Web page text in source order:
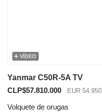
VÍDEO
Yanmar C50R-5A TV
CLP$57.810.000
EUR 54.950
Volquete de orugas